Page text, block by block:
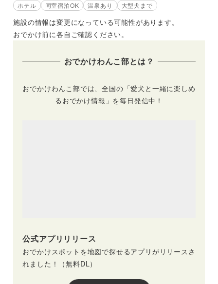
ホテル 同室宿泊OK 温泉あり 大型犬まで
施設の情報は変更になっている可能性があります。
おでかけ前に各自ご確認ください。
おでかけわんこ部とは？
おでかけわんこ部では、全国の「愛犬と一緒に楽しめ
るおでかけ情報」を毎日発信中！
公式アプリリリース
おでかけスポットを地図で探せるアプリがリリースさ
れました！（無料DL）